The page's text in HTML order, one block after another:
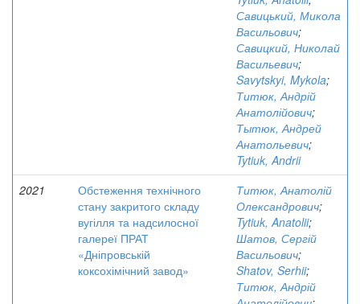
Савицький, Микола
Васильович;
Савицкий, Николай
Васильевич;
Savytskyi, Mykola;
Титюк, Андрій
Анатолійович;
Тытюк, Андрей
Анатольевич;
Tytiuk, Andrii
2021
Обстеження технічного
стану закритого складу
вугілля та надсилосної
галереї ПРАТ
«Дніпровській
коксохімічний завод»
Титюк, Анатолій
Олександрович;
Tytiuk, Anatolii;
Шатов, Сергій
Васильович;
Shatov, Serhii;
Титюк, Андрій